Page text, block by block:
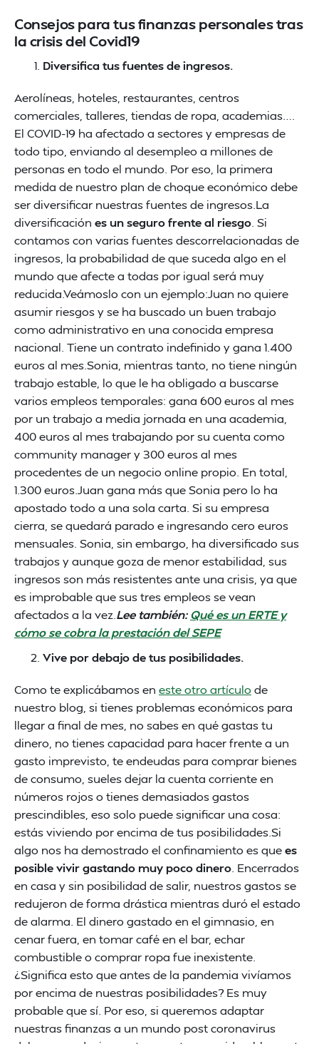
Consejos para tus finanzas personales tras
la crisis del Covid19
Diversifica tus fuentes de ingresos.
Aerolíneas, hoteles, restaurantes, centros
comerciales, talleres, tiendas de ropa, academias….
El COVID-19 ha afectado a sectores y empresas de
todo tipo, enviando al desempleo a millones de
personas en todo el mundo. Por eso, la primera
medida de nuestro plan de choque económico debe
ser diversificar nuestras fuentes de ingresos.La
diversificación es un seguro frente al riesgo . Si
contamos con varias fuentes descorrelacionadas de
ingresos, la probabilidad de que suceda algo en el
mundo que afecte a todas por igual será muy
reducida.Veámoslo con un ejemplo:Juan no quiere
asumir riesgos y se ha buscado un buen trabajo
como administrativo en una conocida empresa
nacional. Tiene un contrato indefinido y gana 1.400
euros al mes.Sonia, mientras tanto, no tiene ningún
trabajo estable, lo que le ha obligado a buscarse
varios empleos temporales: gana 600 euros al mes
por un trabajo a media jornada en una academia,
400 euros al mes trabajando por su cuenta como
community manager y 300 euros al mes
procedentes de un negocio online propio. En total,
1.300 euros.Juan gana más que Sonia pero lo ha
apostado todo a una sola carta. Si su empresa
cierra, se quedará parado e ingresando cero euros
mensuales. Sonia, sin embargo, ha diversificado sus
trabajos y aunque goza de menor estabilidad, sus
ingresos son más resistentes ante una crisis, ya que
es improbable que sus tres empleos se vean
afectados a la vez. Lee también:Qué es un ERTE y
cómo se cobra la prestación del SEPE
Vive por debajo de tus posibilidades.
Como te explicábamos en este otro artículo de
nuestro blog, si tienes problemas económicos para
llegar a final de mes, no sabes en qué gastas tu
dinero, no tienes capacidad para hacer frente a un
gasto imprevisto, te endeudas para comprar bienes
de consumo, sueles dejar la cuenta corriente en
números rojos o tienes demasiados gastos
prescindibles, eso solo puede significar una cosa:
estás viviendo por encima de tus posibilidades.Si
algo nos ha demostrado el confinamiento es quees
posible vivir gastando muy poco dinero . Encerrados
en casa y sin posibilidad de salir, nuestros gastos se
redujeron de forma drástica mientras duró el estado
de alarma. El dinero gastado en el gimnasio, en
cenar fuera, en tomar café en el bar, echar
combustible o comprar ropa fue inexistente.
¿Significa esto que antes de la pandemia vivíamos
por encima de nuestras posibilidades? Es muy
probable que sí. Por eso, si queremos adaptar
nuestras finanzas a un mundo post coronavirus